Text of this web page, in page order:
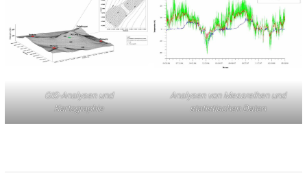
GIS-Analysen und
Kartographie
Analysen von Messreihen und
statistischen Daten